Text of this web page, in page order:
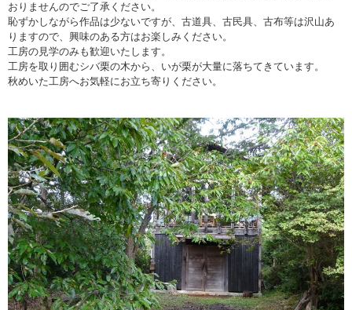
おりませんのでご了承ください。
恥ずかしながら作品は少ないですが、古道具、古民具、古布等は沢山あ
りますので、興味のある方はお楽しみください。
工房の見学のみも歓迎いたします。
工房を取り囲むシバ栗の木から、いが栗が大量に落ちてきています。
秋めいた工房へお気軽にお立ち寄りください。